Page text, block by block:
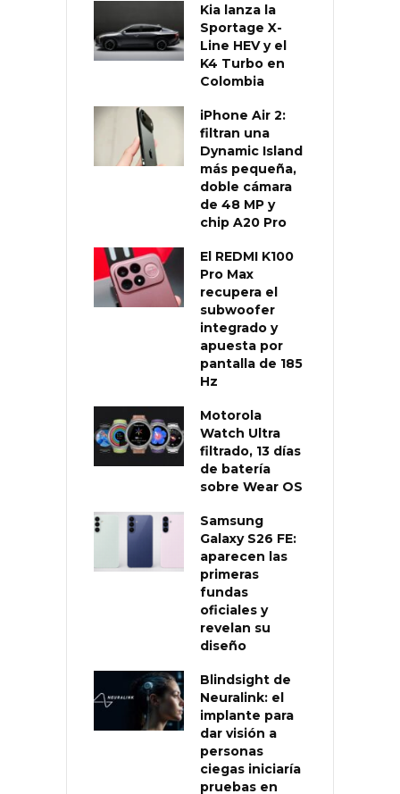
Kia lanza la
Sportage X-
Line HEV y el
K4 Turbo en
Colombia
iPhone Air 2:
filtran una
Dynamic Island
más pequeña,
doble cámara
de 48 MP y
chip A20 Pro
El REDMI K100
Pro Max
recupera el
subwoofer
integrado y
apuesta por
pantalla de 185
Hz
Motorola
Watch Ultra
filtrado, 13 días
de batería
sobre Wear OS
Samsung
Galaxy S26 FE:
aparecen las
primeras
fundas
oficiales y
revelan su
diseño
Blindsight de
Neuralink: el
implante para
dar visión a
personas
ciegas iniciaría
pruebas en